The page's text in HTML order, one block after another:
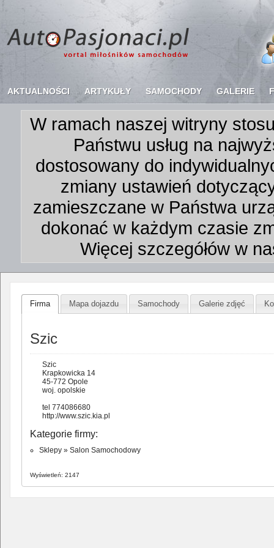
AKTUALNOŚCI ARTYKUŁY SAMOCHODY GALERIE
W ramach naszej witryny
Państwu usług na
dostosowany do
zmiany ustawień
zamieszczane w Państwa
dokonać w każdym czasie
Więcej szczegółów w
Firma Mapa dojazdu Samochody Galerie zdjęć
Szic
Szic
Krapkowicka 14
45-772 Opole
woj. opolskie
tel 774086680
http://www.szic.kia.pl
Kategorie firmy:
Sklepy» Salon Samochodowy
Wyświetleń: 2147